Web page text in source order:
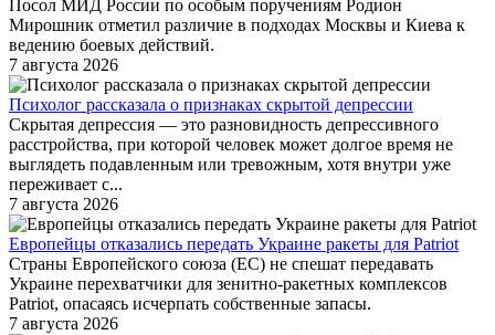
Посол МИД России по особым поручениям Родион
Мирошник отметил различие в подходах Москвы и Киева к
ведению боевых действий.
7 августа 2026
Психолог рассказала о признаках скрытой депрессии
Скрытая депрессия — это разновидность депрессивного
расстройства, при которой человек может долгое время не
выглядеть подавленным или тревожным, хотя внутри уже
переживает с...
7 августа 2026
Европейцы отказались передать Украине ракеты для Patriot
Страны Европейского союза (ЕС) не спешат передавать
Украине перехватчики для зенитно-ракетных комплексов
Patriot, опасаясь исчерпать собственные запасы.
7 августа 2026